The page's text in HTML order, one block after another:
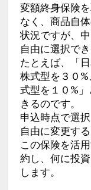
変額終身保険
なく、商品自
状況ですが、
自由に選択で
たとえば、「
株式型を３０
式型を１０%
きるのです。
申込時点で選
自由に変更す
この保険を活
約し、何に投
します。